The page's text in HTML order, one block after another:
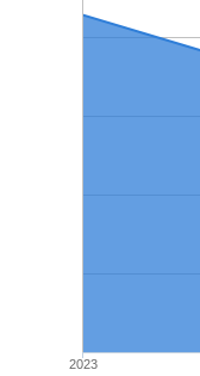
2023